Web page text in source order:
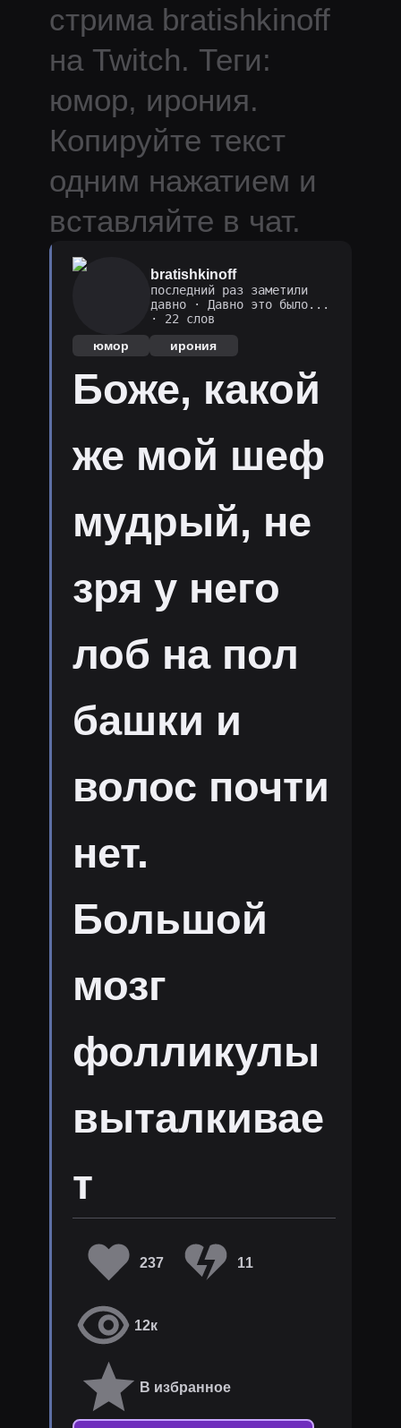
стрима bratishkinoff
на Twitch. Теги:
юмор, ирония.
Копируйте текст
одним нажатием и
вставляйте в чат.
bratishkinoff
последний раз заметили
давно·
Давно это было...
· 22 слов
юмор
ирония
Боже, какой
же мой шеф
мудрый, не
зря у него
лоб на пол
башки и
волос почти
нет.
Большой
мозг
фолликулы
выталкивае
т
237 11
12к
В избранное